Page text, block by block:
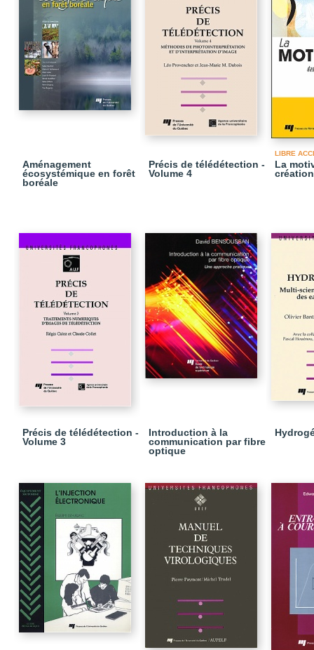
Aménagement
écosystémique en forêt
boréale
Précis de télédétection -
Volume 4
LIBRE
La
Précis de télédétection -
Volume 3
Introduction à la
communication par fibre
optique